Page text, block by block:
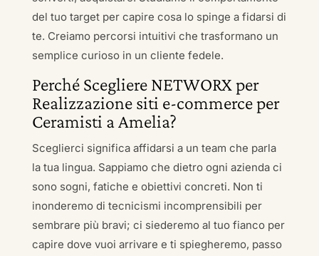
del tuo target per capire cosa lo spinge a fidarsi di
te. Creiamo percorsi intuitivi che trasformano un
semplice curioso in un cliente fedele.
Perché Scegliere NETWORX per
Realizzazione siti e-commerce per
Ceramisti a Amelia?
Sceglierci significa affidarsi a un team che parla
la tua lingua. Sappiamo che dietro ogni azienda ci
sono sogni, fatiche e obiettivi concreti. Non ti
inonderemo di tecnicismi incomprensibili per
sembrare più bravi; ci siederemo al tuo fianco per
capire dove vuoi arrivare e ti spiegheremo, passo